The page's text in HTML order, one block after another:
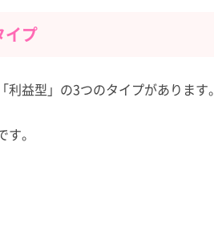
イプ
益型」の3つのタイプがあります。
。